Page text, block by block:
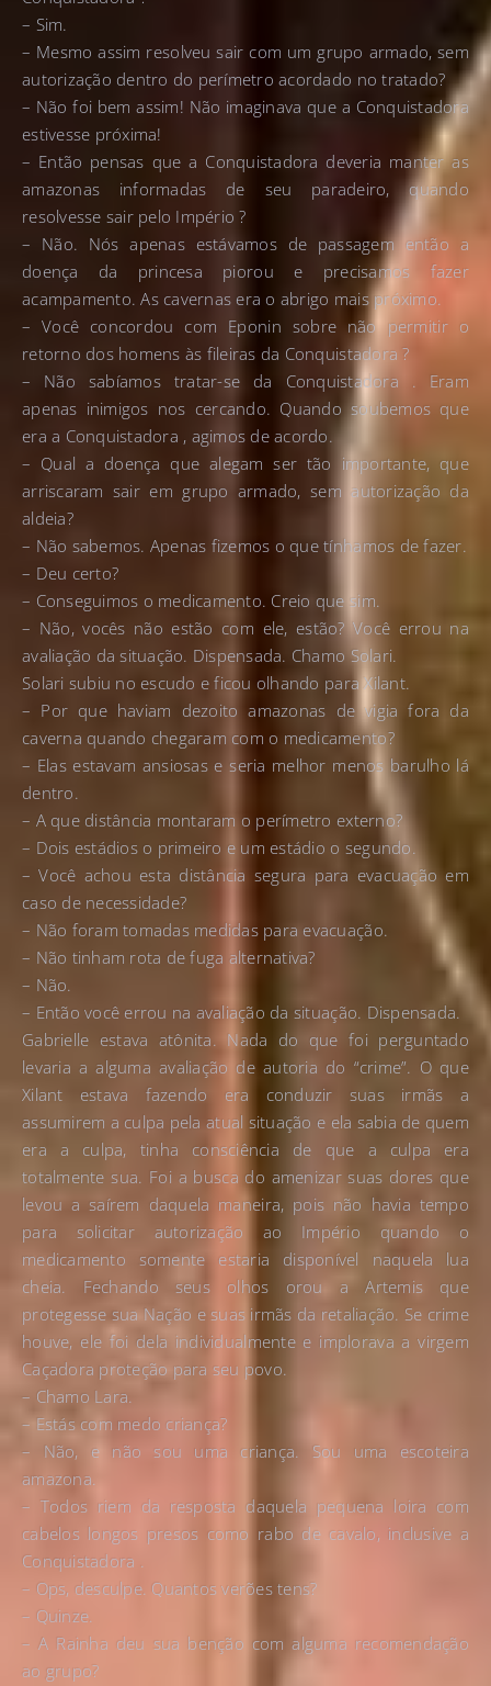
– Sim.
– Mesmo assim resolveu sair com um grupo armado, sem
autorização dentro do perímetro acordado no tratado?
– Não foi bem assim! Não imaginava que a Conquistadora
estivesse próxima!
– Então pensas que a Conquistadora deveria manter as
amazonas informadas de seu paradeiro, quando
resolvesse sair pelo Império ?
– Não. Nós apenas estávamos de passagem então a
doença da princesa piorou e precisamos fazer
acampamento. As cavernas era o abrigo mais próximo.
– Você concordou com Eponin sobre não permitir o
retorno dos homens às fileiras da Conquistadora ?
– Não sabíamos tratar-se da Conquistadora . Eram
apenas inimigos nos cercando. Quando soubemos que
era a Conquistadora , agimos de acordo.
– Qual a doença que alegam ser tão importante, que
arriscaram sair em grupo armado, sem autorização da
aldeia?
– Não sabemos. Apenas fizemos o que tínhamos de fazer.
– Deu certo?
– Conseguimos o medicamento. Creio que sim.
– Não, vocês não estão com ele, estão? Você errou na
avaliação da situação. Dispensada. Chamo Solari.
Solari subiu no escudo e ficou olhando para Xilant.
– Por que haviam dezoito amazonas de vigia fora da
caverna quando chegaram com o medicamento?
– Elas estavam ansiosas e seria melhor menos barulho lá
dentro.
– A que distância montaram o perímetro externo?
– Dois estádios o primeiro e um estádio o segundo.
– Você achou esta distância segura para evacuação em
caso de necessidade?
– Não foram tomadas medidas para evacuação.
– Não tinham rota de fuga alternativa?
– Não.
– Então você errou na avaliação da situação. Dispensada.
Gabrielle estava atônita. Nada do que foi perguntado
levaria a alguma avaliação de autoria do “crime”. O que
Xilant estava fazendo era conduzir suas irmãs a
assumirem a culpa pela atual situação e ela sabia de quem
era a culpa, tinha consciência de que a culpa era
totalmente sua. Foi a busca do amenizar suas dores que
levou a saírem daquela maneira, pois não havia tempo
para solicitar autorização ao Império quando o
medicamento somente estaria disponível naquela lua
cheia. Fechando seus olhos orou a Artemis que
protegesse sua Nação e suas irmãs da retaliação. Se crime
houve, ele foi dela individualmente e implorava a virgem
Caçadora proteção para seu povo.
– Chamo Lara.
– Estás com medo criança?
– Não, e não sou uma criança. Sou uma escoteira
amazona.
– Todos riem da resposta daquela pequena loira com
cabelos longos presos como rabo de cavalo, inclusive a
Conquistadora .
– Ops, desculpe. Quantos verões tens?
– Quinze.
– A Rainha deu sua benção com alguma recomendação
ao grupo?